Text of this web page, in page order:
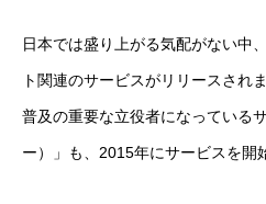
日本では盛り上がる気配がない中
ト関連のサービスがリリースされ
普及の重要な立役者になっている
ー）」も、2015年にサービスを開